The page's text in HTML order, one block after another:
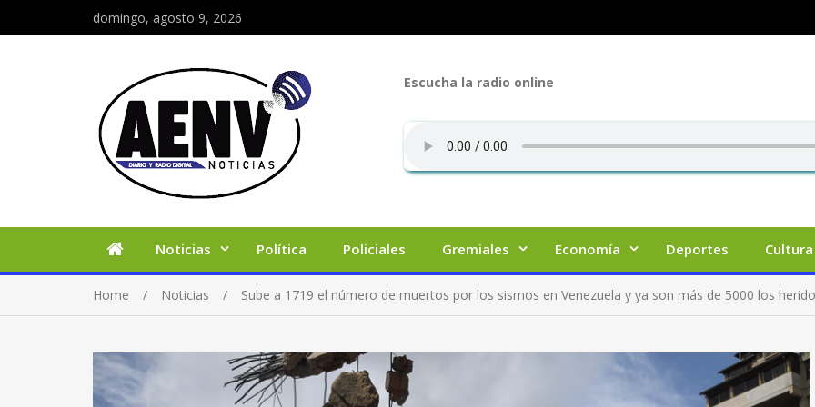
domingo, agosto 9, 2026
Escucha la radio online
Noticias Política Policiales Gremiales Economía Deportes Cultura
Home Noticias Sube a 1719 el número de muertos por los sismos en Venezuela y ya son más de 5000 los